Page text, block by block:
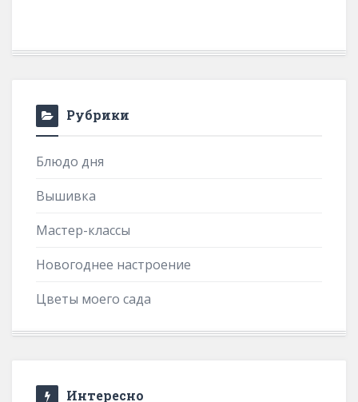
Рубрики
Блюдо дня
Вышивка
Мастер-классы
Новогоднее настроение
Цветы моего сада
Интересно